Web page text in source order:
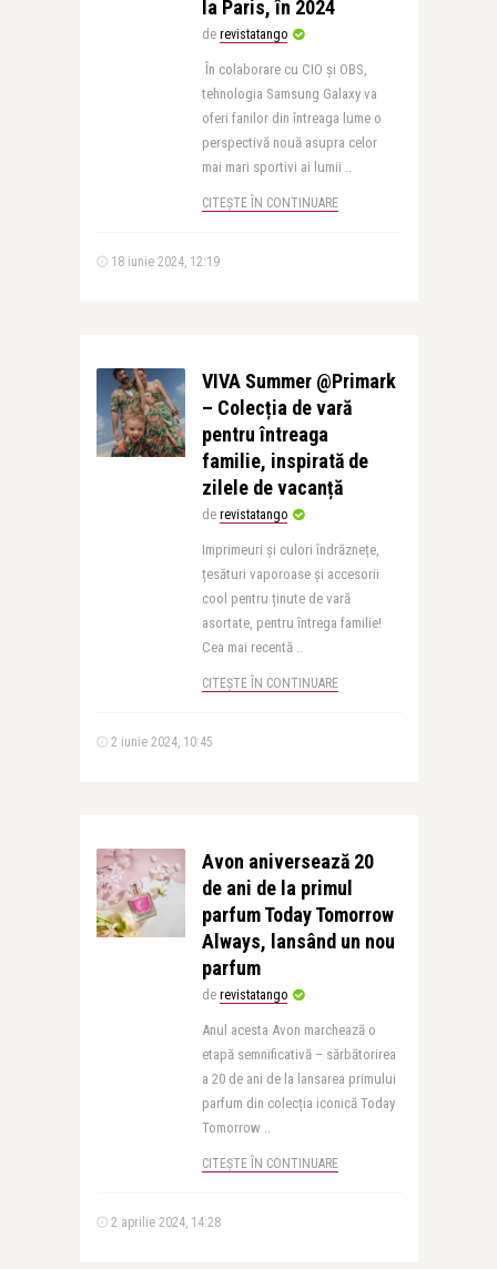
la Paris, în 2024
de revistatango
În colaborare cu CIO și OBS,
tehnologia Samsung Galaxy va
oferi fanilor din întreaga lume o
perspectivă nouă asupra celor
mai mari sportivi ai lumii ..
CITEȘTE ÎN CONTINUARE
18 iunie 2024, 12:19
VIVA Summer @Primark
– Colecția de vară
pentru întreaga
familie, inspirată de
zilele de vacanță
de revistatango
Imprimeuri și culori îndrăznețe,
țesături vaporoase și accesorii
cool pentru ținute de vară
asortate, pentru întrega familie!
Cea mai recentă ..
CITEȘTE ÎN CONTINUARE
2 iunie 2024, 10:45
Avon aniversează 20
de ani de la primul
parfum Today Tomorrow
Always, lansând un nou
parfum
de revistatango
Anul acesta Avon marchează o
etapă semnificativă – sărbătorirea
a 20 de ani de la lansarea primului
parfum din colecția iconică Today
Tomorrow ..
CITEȘTE ÎN CONTINUARE
2 aprilie 2024, 14:28